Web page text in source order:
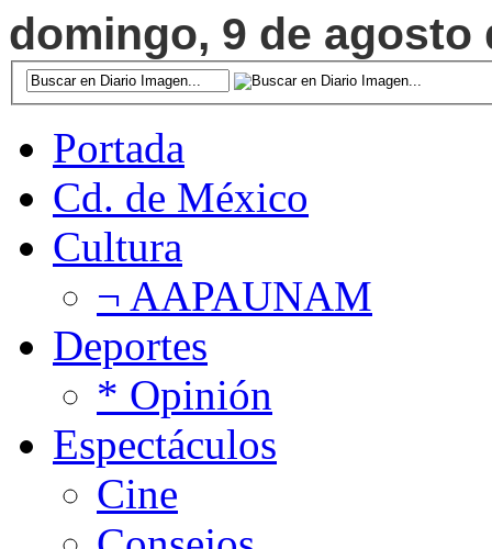
domingo, 9 de agosto
Portada
Cd. de México
Cultura
¬ AAPAUNAM
Deportes
* Opinión
Espectáculos
Cine